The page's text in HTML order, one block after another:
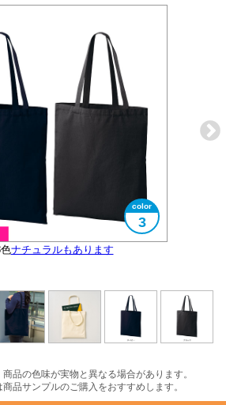
ナチュラルもあります
3
A3サイズ対応
大きさイメージ
使用イメージ
品の色味が実物と異なる場合があります。
品サンプルのご購入をおすすめします。